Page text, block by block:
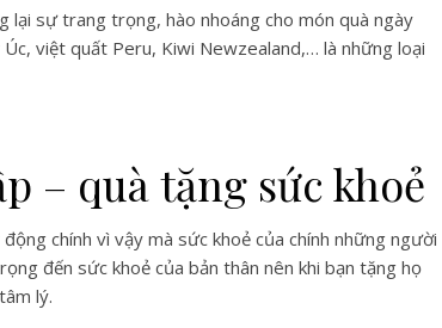
lại sự trang trọng, hào nhoáng cho món quà ngày
việt quất Peru, Kiwi Newzealand,… là những loại
– quà tặng sức khoẻ
chính vì vậy mà sức khoẻ của chính những người
đến sức khoẻ của bản thân nên khi bạn tặng họ
lý.